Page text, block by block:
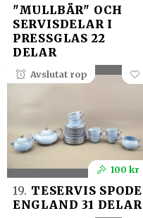
"MULLBÄR" OCH
SERVISDELAR I
PRESSGLAS 22
DELAR
Avslutat rop
100 kr
19. TESERVIS SPODE
ENGLAND 31 DELAR